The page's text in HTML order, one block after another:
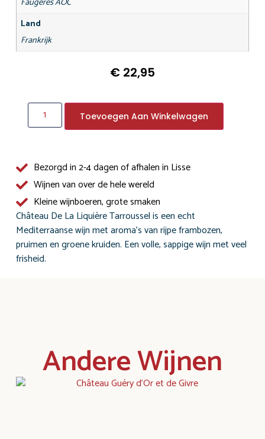
Land
Frankrijk
€ 22,95
Toevoegen Aan Winkelwagen
Bezorgd in 2-4 dagen of afhalen in Lisse
Wijnen van over de hele wereld
Kleine wijnboeren, grote smaken
Château De La Liquière Tarroussel is een echt
Mediterraanse wijn met aroma’s van rijpe frambozen,
pruimen en groene kruiden. Een volle, sappige wijn met veel
frisheid.
Andere Wijnen